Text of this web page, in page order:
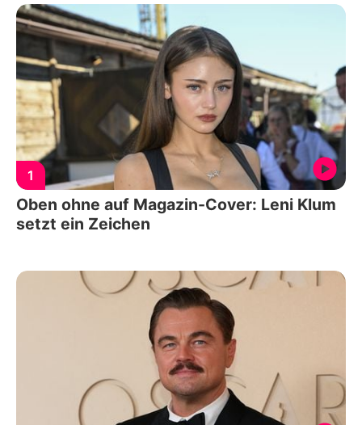
1
Oben ohne auf Magazin-Cover: Leni Klum
setzt ein Zeichen